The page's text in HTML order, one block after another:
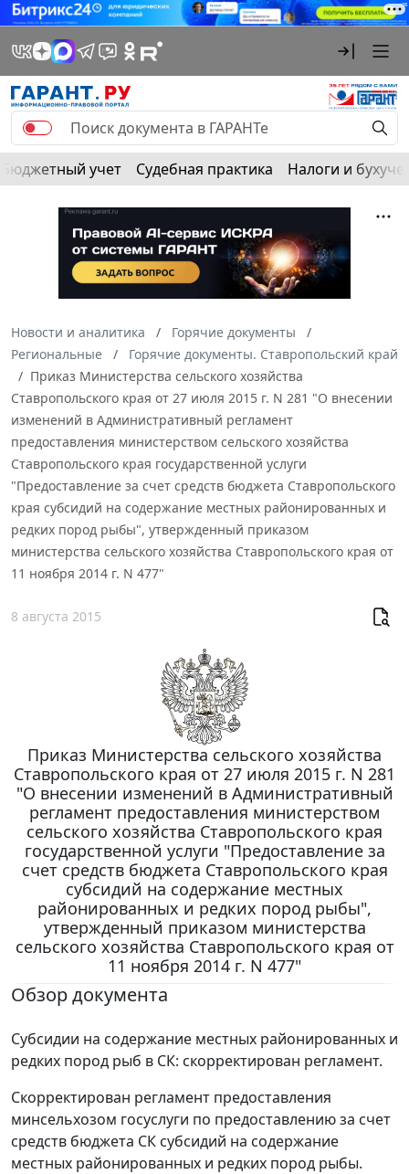
Бюджетный учет Судебная практика Налоги и
Новости и аналитика
Горячие документы
Региональные
Горячие документы. Ставропольский край
Приказ Министерства сельского хозяйства
Ставропольского края от 27 июля 2015 г. N 281 "О внесении
изменений в Административный регламент
предоставления министерством сельского хозяйства
Ставропольского края государственной услуги
"Предоставление за счет средств бюджета Ставропольского
края субсидий на содержание местных районированных и
редких пород рыбы", утвержденный приказом
министерства сельского хозяйства Ставропольского края от
11 ноября 2014 г. N 477"
8 августа 2015
Приказ Министерства сельского хозяйства
Ставропольского края от 27 июля 2015 г. N 281
"О внесении изменений в Административный
регламент предоставления министерством
сельского хозяйства Ставропольского края
государственной услуги "Предоставление за
счет средств бюджета Ставропольского края
субсидий на содержание местных
районированных и редких пород рыбы",
утвержденный приказом министерства
сельского хозяйства Ставропольского края от
11 ноября 2014 г. N 477"
Обзор документа
Субсидии на содержание местных районированных и
редких пород рыб в СК: скорректирован регламент.
Скорректирован регламент предоставления
минсельхозом госуслуги по предоставлению за счет
средств бюджета СК субсидий на содержание
местных районированных и редких пород рыбы.